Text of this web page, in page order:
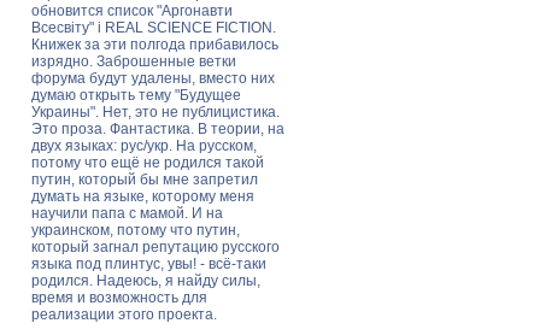
обновится список "Аргонавти
Всесвіту" і REAL SCIENCE FICTION.
Книжек за эти полгода прибавилось
изрядно. Заброшенные ветки
форума будут удалены, вместо них
думаю открыть тему "Будущее
Украины". Нет, это не публицистика.
Это проза. Фантастика. В теории, на
двух языках: рус/укр. На русском,
потому что ещё не родился такой
путин, который бы мне запретил
думать на языке, которому меня
научили папа с мамой. И на
украинском, потому что путин,
который загнал репутацию русского
языка под плинтус, увы! - всё-таки
родился. Надеюсь, я найду силы,
время и возможность для
реализации этого проекта.